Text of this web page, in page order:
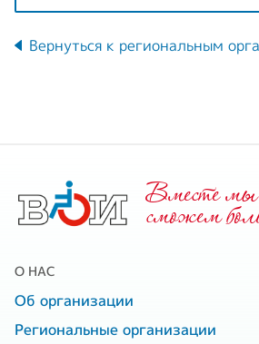
Вернуться к региональным
Вместе мы
cможем
О НАС
Об организации
Региональные организации